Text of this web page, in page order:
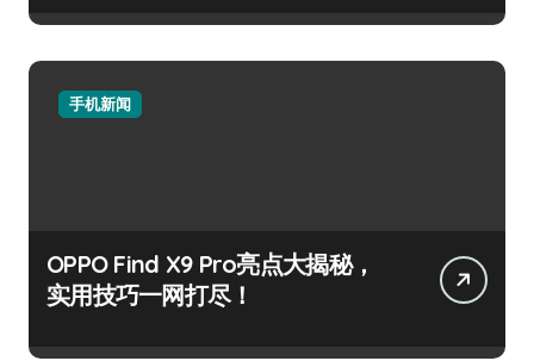
手机新闻
OPPO Find X9 Pro亮点大揭秘，
实用技巧一网打尽！